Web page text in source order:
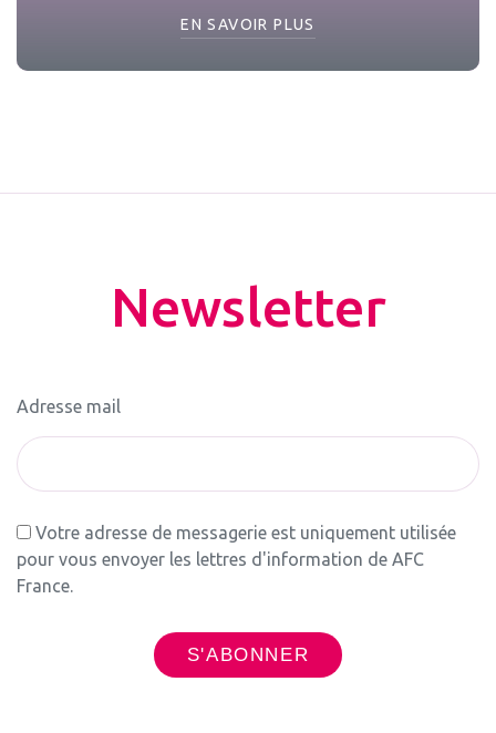
EN SAVOIR PLUS
Newsletter
Adresse mail
Votre adresse de messagerie est uniquement utilisée
pour vous envoyer les lettres d'information de AFC
France.